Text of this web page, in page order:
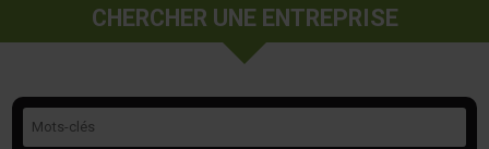
CHERCHER UNE ENTREPRISE